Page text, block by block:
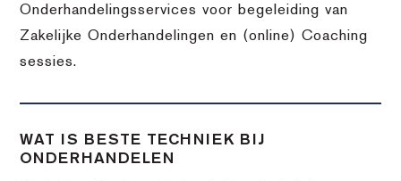
Onderhandelingsservices voor begeleiding van
Zakelijke Onderhandelingen en (online) Coaching
sessies.
WAT IS BESTE TECHNIEK BIJ
ONDERHANDELEN